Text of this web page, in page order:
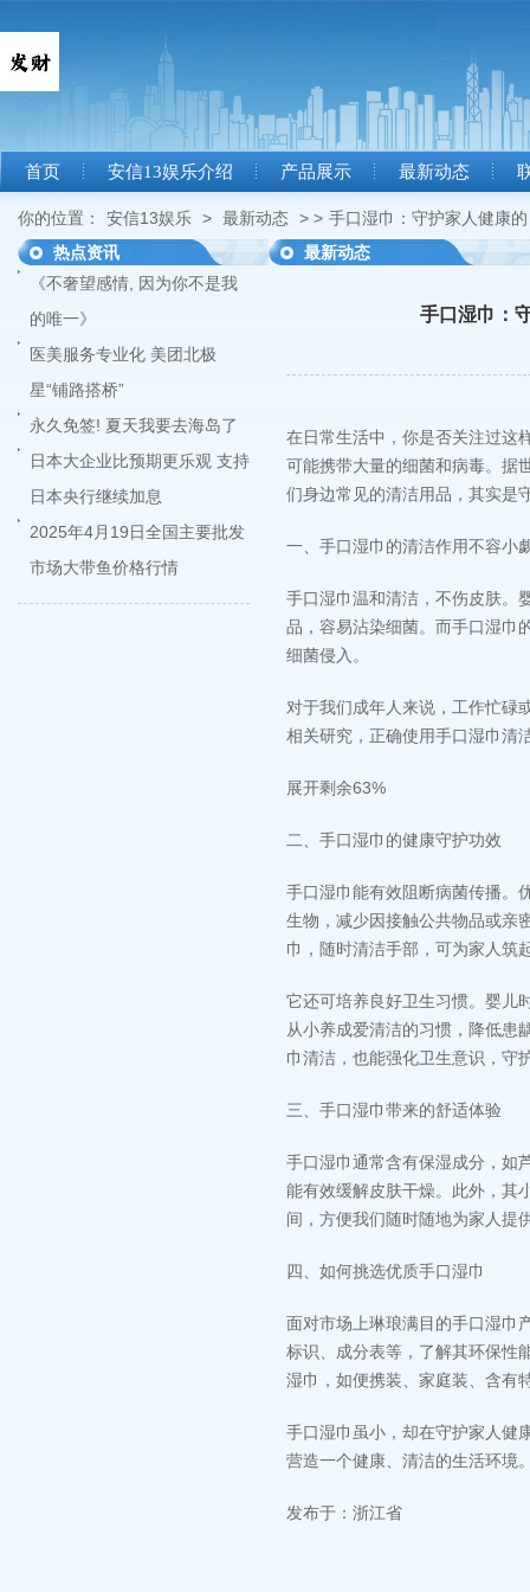
首页 安信13娱乐介绍 产品展示 最新动态
你的位置： 安信13娱乐 > 最新动态 > > 手口湿巾：守护家人健康
热点资讯
《不奢望感情, 因为你不是我
的唯一》
医美服务专业化 美团北极
星“铺路搭桥”
永久免签! 夏天我要去海岛了
日本大企业比预期更乐观 支持
日本央行继续加息
2025年4月19日全国主要批发
市场大带鱼价格行情
最新动态
手口湿巾：
在日常生活中，你是否关注过这
可能携带大量的细菌和病毒。据
们身边常见的清洁用品，其实是
一、手口湿巾的清洁作用不容小
手口湿巾温和清洁，不伤皮肤。
品，容易沾染细菌。而手口湿巾
细菌侵入。
对于我们成年人来说，工作忙碌
相关研究，正确使用手口湿巾清
展开剩余63%
二、手口湿巾的健康守护功效
手口湿巾能有效阻断病菌传播。
生物，减少因接触公共物品或亲
巾，随时清洁手部，可为家人筑
它还可培养良好卫生习惯。婴儿
从小养成爱清洁的习惯，降低患
巾清洁，也能强化卫生意识，守
三、手口湿巾带来的舒适体验
手口湿巾通常含有保湿成分，如
能有效缓解皮肤干燥。此外，其
间，方便我们随时随地为家人提
四、如何挑选优质手口湿巾
面对市场上琳琅满目的手口湿巾
标识、成分表等，了解其环保性
湿巾，如便携装、家庭装、含有
手口湿巾虽小，却在守护家人健
营造一个健康、清洁的生活环境
发布于：浙江省